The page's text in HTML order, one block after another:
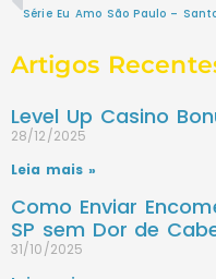
Artigos
Level Up Casino
28/12/2025
Leia mais »
Como Enviar
SP sem Dor de
31/10/2025